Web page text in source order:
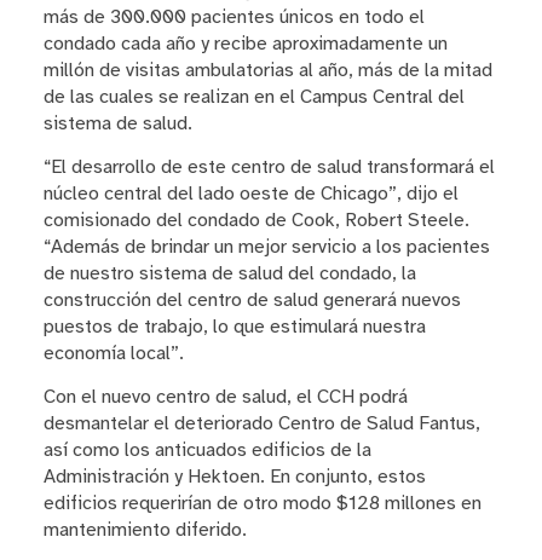
más de 300.000 pacientes únicos en todo el
condado cada año y recibe aproximadamente un
millón de visitas ambulatorias al año, más de la mitad
de las cuales se realizan en el Campus Central del
sistema de salud.
“El desarrollo de este centro de salud transformará el
núcleo central del lado oeste de Chicago”, dijo el
comisionado del condado de Cook, Robert Steele.
“Además de brindar un mejor servicio a los pacientes
de nuestro sistema de salud del condado, la
construcción del centro de salud generará nuevos
puestos de trabajo, lo que estimulará nuestra
economía local”.
Con el nuevo centro de salud, el CCH podrá
desmantelar el deteriorado Centro de Salud Fantus,
así como los anticuados edificios de la
Administración y Hektoen. En conjunto, estos
edificios requerirían de otro modo $128 millones en
mantenimiento diferido.